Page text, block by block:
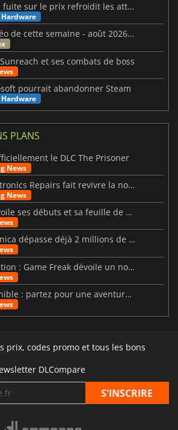
Steam Frame : une fuite sur le prix refroidit les attentes VR
Sorties de jeux vidéo de cette semaine - août 2026 (semaine 32)
et ses combats de boss
pourrait abandonner Steam
PLANS
le DLC The Prisoner
News
ReStory : Chill Electronics Repairs fait revivre la nostalgie des années 2000
News
MARVEL Tōkon dévoile ses débuts et sa feuille de route
Resident Evil: Veronica dépasse déjà 2 millions de wishlists
Beast of Reincarnation : Game Freak dévoile un nouveau pari
Big Walk est disponible : partez pour une aventure entre amis
prix, codes promo et tous les bons
DLCompare